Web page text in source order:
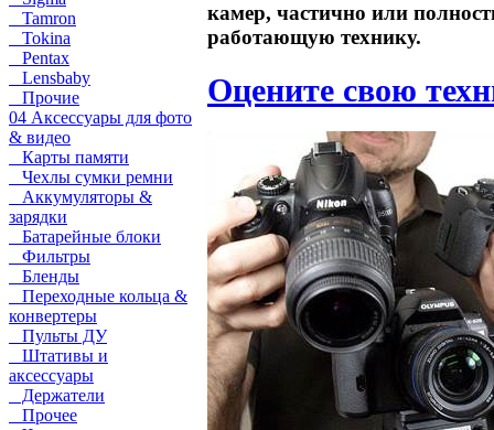
Tamron
Tokina
Pentax
Lensbaby
Прочие
04 Аксессуары для фото
& видео
Карты памяти
Чехлы сумки ремни
Аккумуляторы &
зарядки
Батарейные блоки
Фильтры
Бленды
Переходные кольца &
конвертеры
Пульты ДУ
Штативы и
аксессуары
Держатели
Прочее
камер, частично или
работающую технику.
Оцените свою